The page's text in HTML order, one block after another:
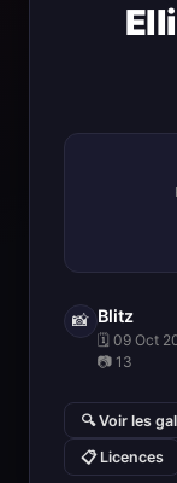
📸 Blitz
🗓 09 Oct
📷 13
🔍 Voir les
📋 Licences